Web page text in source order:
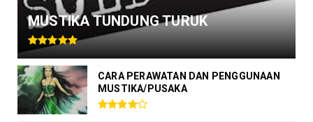
MUSTIKA TUNDUNG TURUK
CARA PERAWATAN DAN PENGGUNAAN
MUSTIKA/PUSAKA